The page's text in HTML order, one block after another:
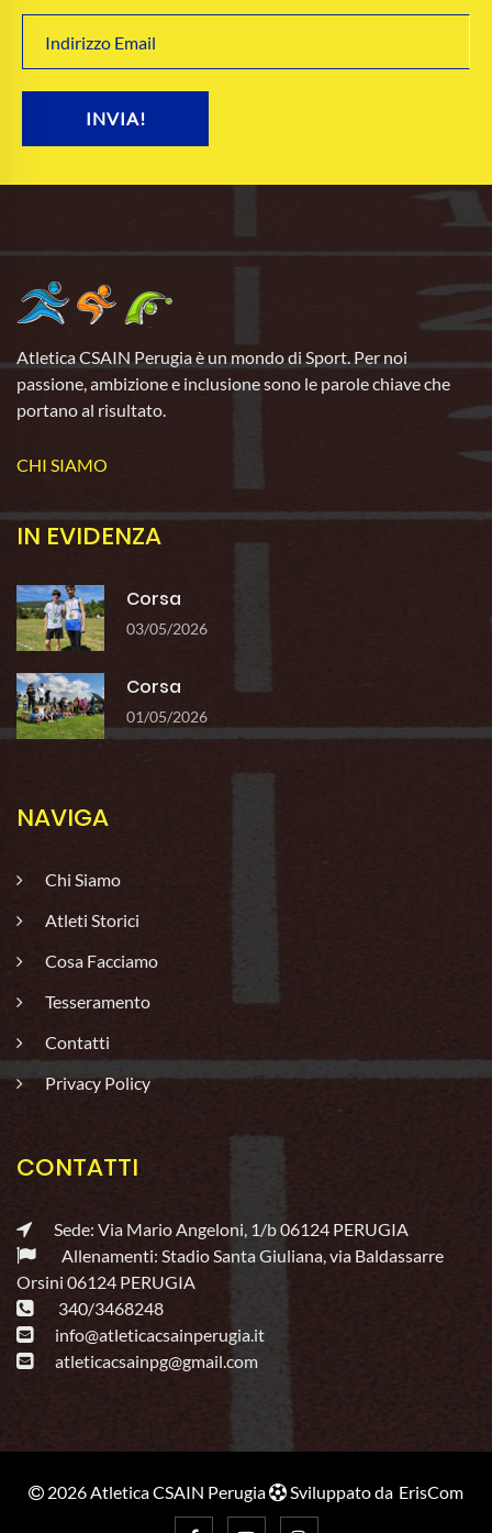
INVIA!
Atletica CSAIN Perugia è un mondo di Sport. Per noi
passione, ambizione e inclusione sono le parole chiave che
portano al risultato.
CHI SIAMO
IN EVIDENZA
Corsa
03/05/2026
Corsa
01/05/2026
NAVIGA
Chi Siamo
Atleti Storici
Cosa Facciamo
Tesseramento
Contatti
Privacy Policy
CONTATTI
Sede: Via Mario Angeloni, 1/b 06124 PERUGIA
Allenamenti: Stadio Santa Giuliana, via Baldassarre
Orsini 06124 PERUGIA
340/3468248
info@atleticacsainperugia.it
atleticacsainpg@gmail.com
2026 Atletica CSAIN Perugia Sviluppato da ErisCom